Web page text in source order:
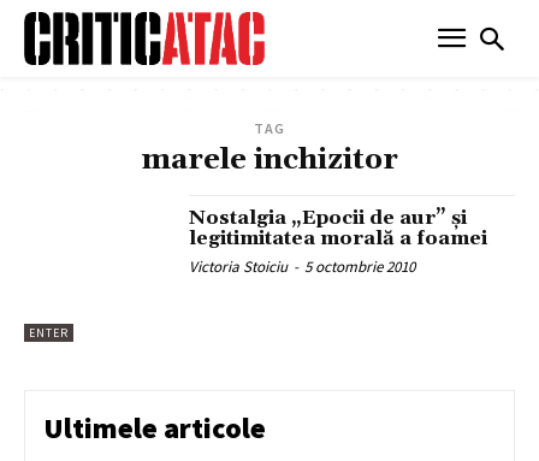
TAG
marele inchizitor
ENTER
Nostalgia „Epocii de aur” şi
legitimitatea morală a foamei
Victoria Stoiciu - 5 octombrie 2010
Ultimele articole